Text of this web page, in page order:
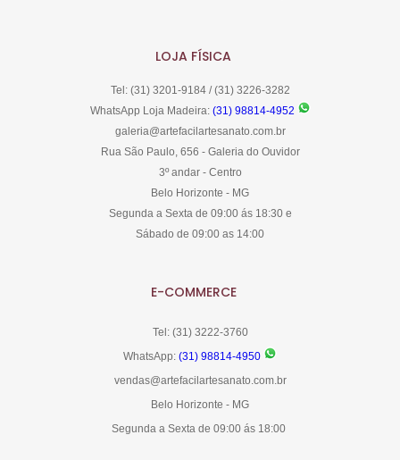
LOJA FÍSICA
Tel: (31) 3201-9184 / (31) 3226-3282
WhatsApp Loja Madeira: (31) 98814-4952
galeria@artefacilartesanato.com.br
Rua São Paulo, 656 - Galeria do Ouvidor
3º andar - Centro
Belo Horizonte - MG
Segunda a Sexta de 09:00 ás 18:30 e
Sábado de 09:00 as 14:00
E-COMMERCE
Tel: (31) 3222-3760
WhatsApp: (31) 98814-4950
vendas@artefacilartesanato.com.br
Belo Horizonte - MG
Segunda a Sexta de 09:00 ás 18:00